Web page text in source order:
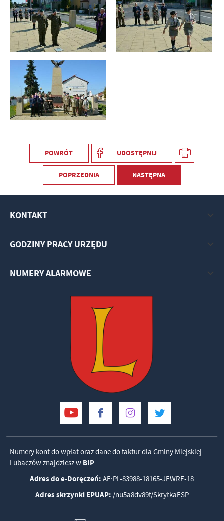
POWRÓT UDOSTĘPNIJ
POPRZEDNIA NASTĘPNA
KONTAKT
GODZINY PRACY URZĘDU
NUMERY ALARMOWE
Numery kont do wpłat oraz dane do faktur dla Gminy Miejskiej
Lubaczów znajdziesz w BIP
Adres do e-Doręczeń: AE:PL-83988-18165-JEWRE-18
Adres skrzynki EPUAP: /nu5a8dv89f/SkrytkaESP